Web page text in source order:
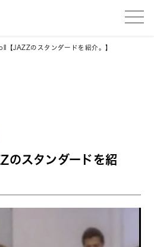
【JAZZのスタンダードを紹介。】
スタンダードを紹